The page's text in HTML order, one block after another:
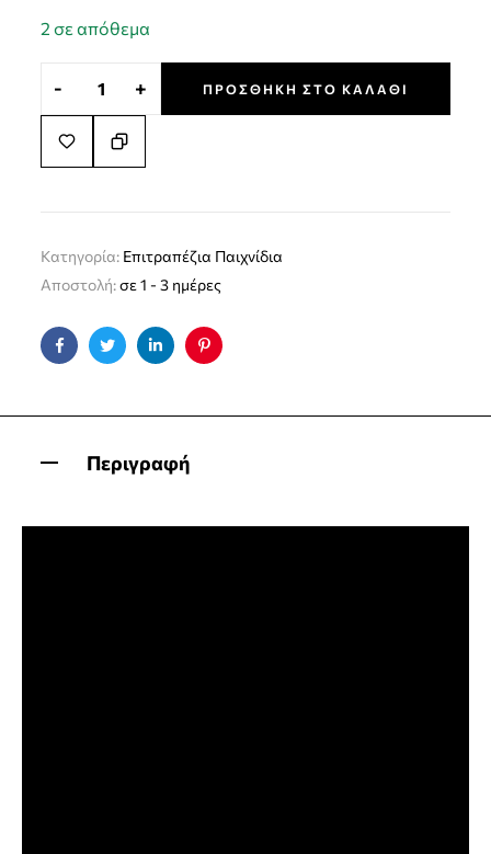
2 σε απόθεμα
- + ΠΡΟΣΘΉΚΗ ΣΤΟ ΚΑΛΆΘΙ
Κατηγορία: Επιτραπέζια Παιχνίδια
Αποστολή:σε 1 - 3 ημέρες
FacebookTwitterLinkedinPinterest
Περιγραφή